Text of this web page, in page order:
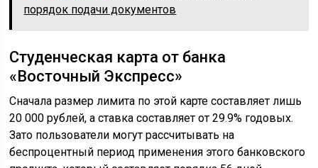
порядок подачи документов
Студенческая карта от банка
«Восточный Экспресс»
Сначала размер лимита по этой карте составляет лишь
20 000 рублей, а ставка составляет от 29.9% годовых.
Зато пользователи могут рассчитывать на
беспроцентный период применения этого банковского